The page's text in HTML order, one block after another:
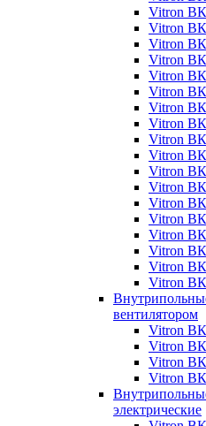
Vitron
Vitron
Vitron
Vitron
Vitron
Vitron
Vitron
Vitron
Vitron
Vitron
Vitron
Vitron
Vitron
Vitron
Vitron
Vitron
Vitron
Vitron
вентилятором
Vitron
Vitron
Vitron
Vitron
электрические